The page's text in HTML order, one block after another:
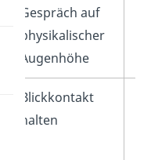
Gespräch auf
physikalischer
Augenhöhe
Blickkontakt
halten